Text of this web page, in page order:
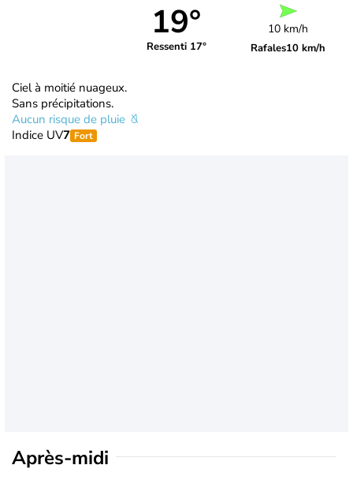
19°
Ressenti 17°
10 km/h
Rafales10 km/h
Ciel à moitié nuageux.
Sans précipitations.
Aucun risque de pluie
Indice UV7 Fort
Après-midi